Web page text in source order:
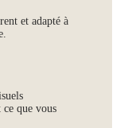
et adapté à
que vous